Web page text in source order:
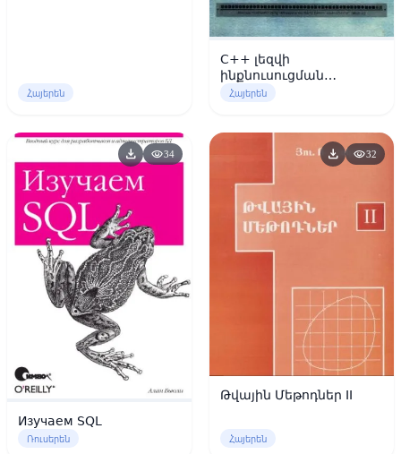
Հայերեն
C++ լեզվի
ինքնուսուցման
համառոտ ձեռնարկ
Հայերեն
download visibility34
Изучаем SQL
Ռուսերեն
download visibility32
Թվային Մեթոդներ II
Հայերեն